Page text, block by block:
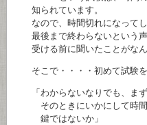
知られています。
なので、時間切れになってし
最後まで終わらないという声
受ける前に聞いたことがなん
そこで・・・・初めて試験
「わからないなりでも、まず
そのときにいかにして時間
鍵ではないか」